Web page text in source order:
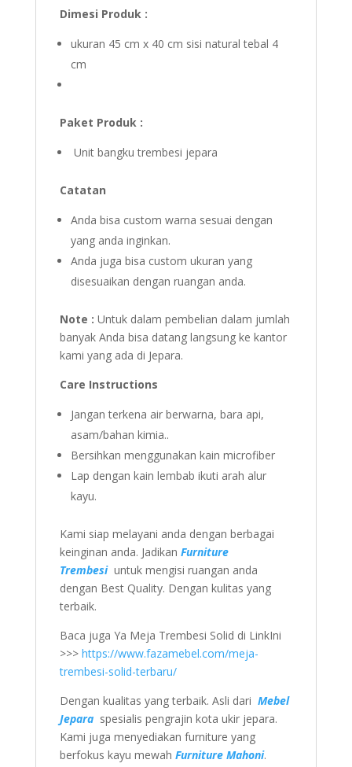
Dimesi Produk :
ukuran 45 cm x 40 cm sisi natural tebal 4
cm
Paket Produk :
Unit bangku trembesi jepara
Catatan
Anda bisa custom warna sesuai dengan
yang anda inginkan.
Anda juga bisa custom ukuran yang
disesuaikan dengan ruangan anda.
Note : Untuk dalam pembelian dalam jumlah
banyak Anda bisa datang langsung ke kantor
kami yang ada di Jepara.
Care Instructions
Jangan terkena air berwarna, bara api,
asam/bahan kimia..
Bersihkan menggunakan kain microfiber
Lap dengan kain lembab ikuti arah alur
kayu.
Kami siap melayani anda dengan berbagai
keinginan anda. Jadikan Furniture
Trembesi untuk mengisi ruangan anda
dengan Best Quality. Dengan kulitas yang
terbaik.
Baca juga Ya Meja Trembesi Solid di LinkIni
>>> https://www.fazamebel.com/meja-
trembesi-solid-terbaru/
Dengan kualitas yang terbaik. Asli dari Mebel
Jeparaspesialis pengrajin kota ukir jepara.
Kami juga menyediakan furniture yang
berfokus kayu mewah Furniture Mahoni.